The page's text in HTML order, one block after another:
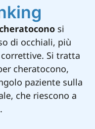
si
di occhiali, più
Si tratta
cheratocono,
paziente sulla
che riescono a